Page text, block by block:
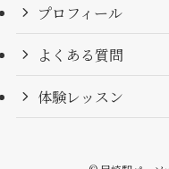
プロフィール
よくある質問
体験レッスン